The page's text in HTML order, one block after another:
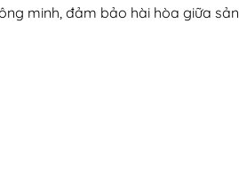
minh, đảm bảo hài hòa giữa sản